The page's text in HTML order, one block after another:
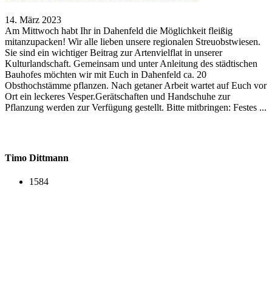
14. März 2023
Am Mittwoch habt Ihr in Dahenfeld die Möglichkeit fleißig
mitanzupacken! Wir alle lieben unsere regionalen Streuobstwiesen.
Sie sind ein wichtiger Beitrag zur Artenvielflat in unserer
Kulturlandschaft. Gemeinsam und unter Anleitung des städtischen
Bauhofes möchten wir mit Euch in Dahenfeld ca. 20
Obsthochstämme pflanzen. Nach getaner Arbeit wartet auf Euch vor
Ort ein leckeres Vesper.Gerätschaften und Handschuhe zur
Pflanzung werden zur Verfügung gestellt. Bitte mitbringen: Festes ...
Timo Dittmann
1584